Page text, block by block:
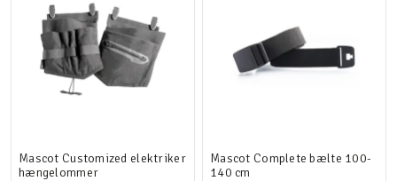
Mascot Customized elektriker
hængelommer
Mascot Complete bælte 100-
140 cm